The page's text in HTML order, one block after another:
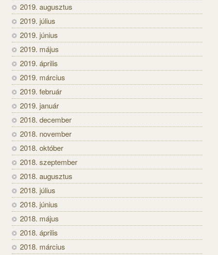
2019. augusztus
2019. július
2019. június
2019. május
2019. április
2019. március
2019. február
2019. január
2018. december
2018. november
2018. október
2018. szeptember
2018. augusztus
2018. július
2018. június
2018. május
2018. április
2018. március